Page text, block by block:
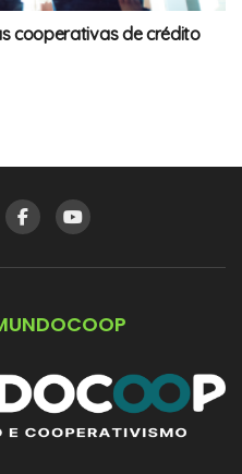
cooperativas de crédito